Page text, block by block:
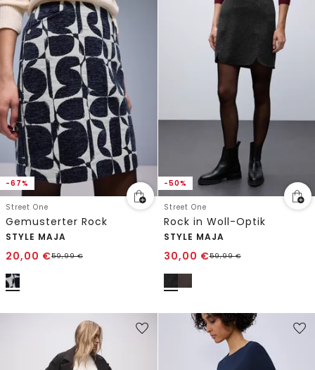
-67%
Street One
Gemusterter Rock
STYLE MAJA
20,00 €59,99€
-50%
Street One
Rock in Woll-Optik
STYLE MAJA
30,00 €59,99€